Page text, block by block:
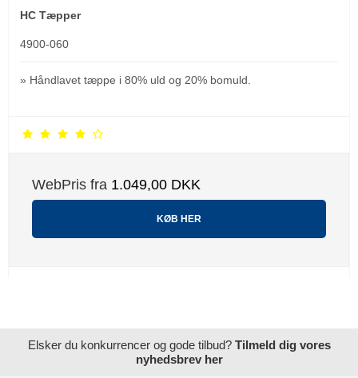
HC Tæpper
4900-060
» Håndlavet tæppe i 80% uld og 20% bomuld.
WebPris fra 1.049,00 DKK
KØB HER
Elsker du konkurrencer og gode tilbud? Tilmeld dig vores
nyhedsbrev her